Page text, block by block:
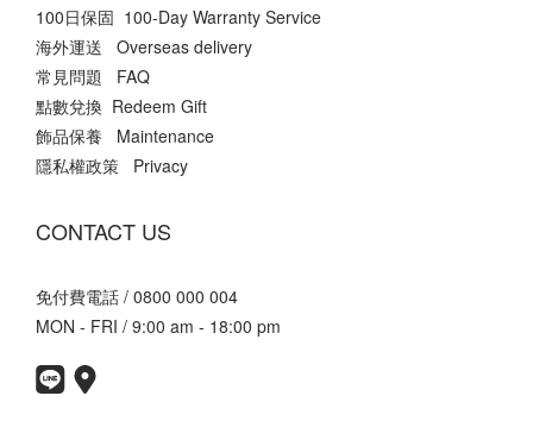
100日保固 100-Day Warranty Service
海外運送 Overseas delivery
常見問題 FAQ
點數兌換 Redeem Gift
飾品保養 Maintenance
隱私權政策 Privacy
CONTACT US
免付費電話 / 0800 000 004
MON - FRI / 9:00 am - 18:00 pm